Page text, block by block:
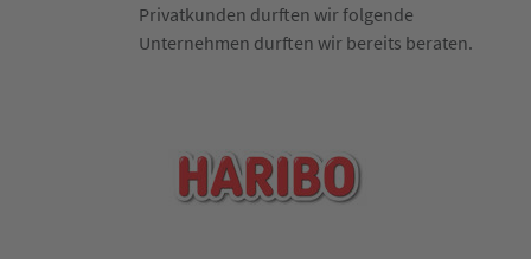
Privatkunden durften wir folgende
Unternehmen durften wir bereits beraten.